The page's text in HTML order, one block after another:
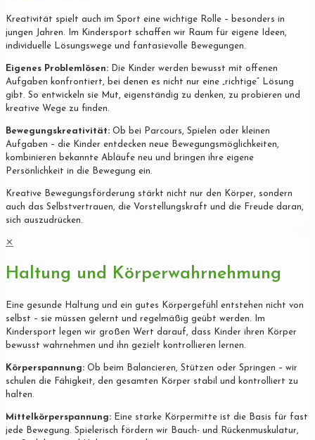
Kreativität spielt auch im Sport eine wichtige Rolle – besonders in
jungen Jahren. Im Kindersport schaffen wir Raum für eigene Ideen,
individuelle Lösungswege und fantasievolle Bewegungen.
Eigenes Problemlösen: Die Kinder werden bewusst mit offenen
Aufgaben konfrontiert, bei denen es nicht nur eine „richtige“ Lösung
gibt. So entwickeln sie Mut, eigenständig zu denken, zu probieren und
kreative Wege zu finden.
Bewegungskreativität: Ob bei Parcours, Spielen oder kleinen
Aufgaben – die Kinder entdecken neue Bewegungsmöglichkeiten,
kombinieren bekannte Abläufe neu und bringen ihre eigene
Persönlichkeit in die Bewegung ein.
Kreative Bewegungsförderung stärkt nicht nur den Körper, sondern
auch das Selbstvertrauen, die Vorstellungskraft und die Freude daran,
sich auszudrücken.
✕
Haltung und Körperwahrnehmung
Eine gesunde Haltung und ein gutes Körpergefühl entstehen nicht von
selbst – sie müssen gelernt und regelmäßig geübt werden. Im
Kindersport legen wir großen Wert darauf, dass Kinder ihren Körper
bewusst wahrnehmen und ihn gezielt kontrollieren lernen.
Körperspannung: Ob beim Balancieren, Stützen oder Springen – wir
schulen die Fähigkeit, den gesamten Körper stabil und kontrolliert zu
halten.
Mittelkörperspannung: Eine starke Körpermitte ist die Basis für fast
jede Bewegung. Spielerisch fördern wir Bauch- und Rückenmuskulatur,